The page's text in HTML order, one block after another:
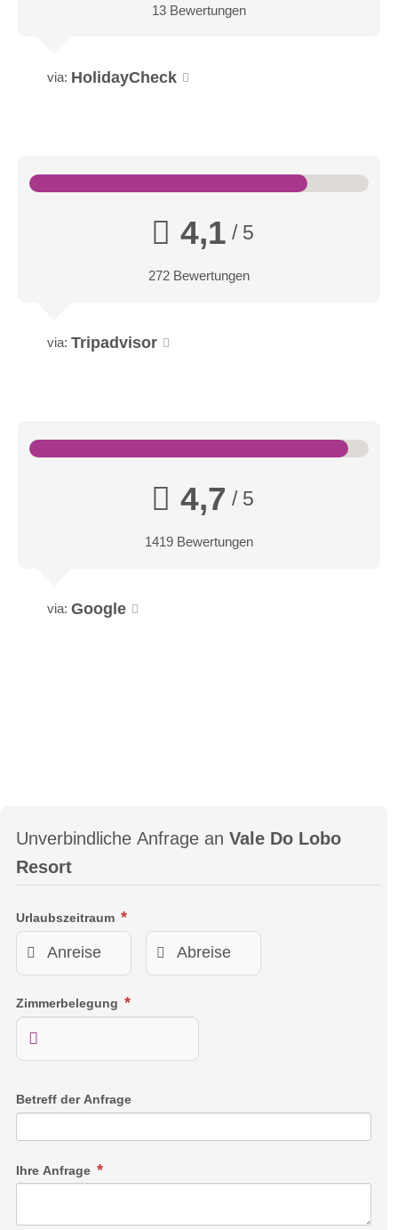
13 Bewertungen
via: HolidayCheck
4,1 / 5
272 Bewertungen
via: Tripadvisor
4,7 / 5
1419 Bewertungen
via: Google
Unverbindliche Anfrage an Vale Do Lobo
Resort
Urlaubszeitraum
Zimmerbelegung
Betreff der Anfrage
Ihre Anfrage